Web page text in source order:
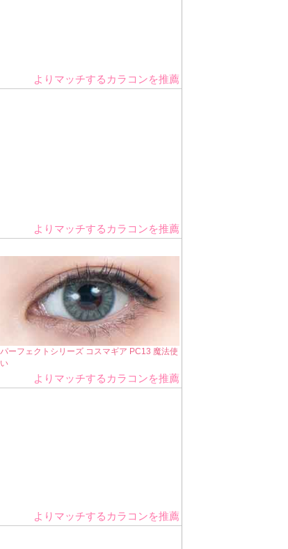
よりマッチするカラコンを推薦
よりマッチするカラコンを推薦
パーフェクトシリーズ コスマギア PC13 魔法使
い
よりマッチするカラコンを推薦
よりマッチするカラコンを推薦